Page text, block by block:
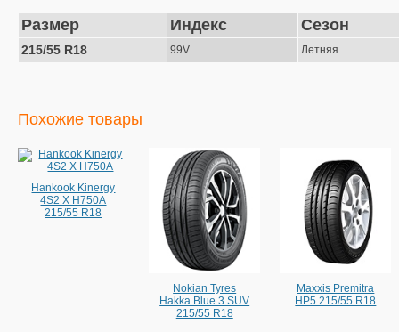
Размер Индекс Сезон
215/55 R18 99V Летняя
Похожие товары
Hankook Kinergy
4S2 X H750A
215/55 R18
Nokian Tyres
Hakka Blue 3 SUV
215/55 R18
Maxxis Premitra
HP5 215/55 R18